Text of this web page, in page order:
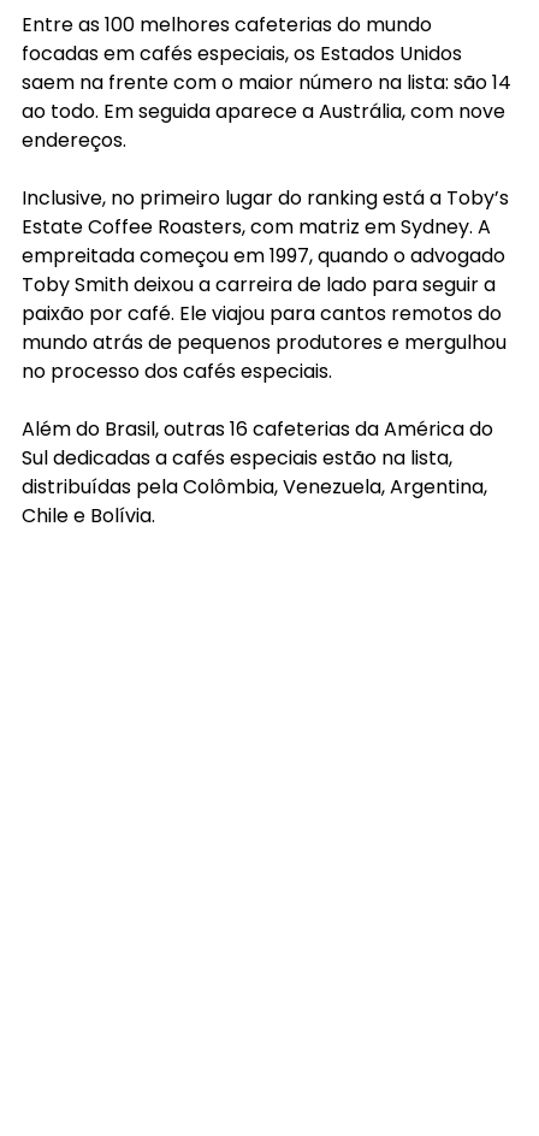
Entre as 100 melhores cafeterias do mundo
focadas em cafés especiais, os Estados Unidos
saem na frente com o maior número na lista: são 14
ao todo. Em seguida aparece a Austrália, com nove
endereços.
Inclusive, no primeiro lugar do ranking está a Toby’s
Estate Coffee Roasters, com matriz em Sydney. A
empreitada começou em 1997, quando o advogado
Toby Smith deixou a carreira de lado para seguir a
paixão por café. Ele viajou para cantos remotos do
mundo atrás de pequenos produtores e mergulhou
no processo dos cafés especiais.
Além do Brasil, outras 16 cafeterias da América do
Sul dedicadas a cafés especiais estão na lista,
distribuídas pela Colômbia, Venezuela, Argentina,
Chile e Bolívia.